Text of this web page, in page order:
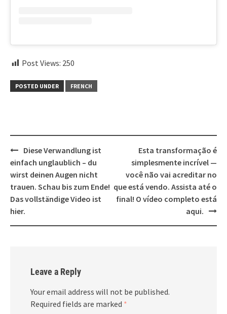
Post Views: 250
POSTED UNDER FRENCH
Post
navigation
Diese Verwandlung ist
einfach unglaublich – du
wirst deinen Augen nicht
trauen. Schau bis zum Ende!
Das vollständige Video ist
hier.
Esta transformação é
simplesmente incrível —
você não vai acreditar no
que está vendo. Assista até o
final! O vídeo completo está
aqui.
Leave a Reply
Your email address will not be published.
Required fields are marked *